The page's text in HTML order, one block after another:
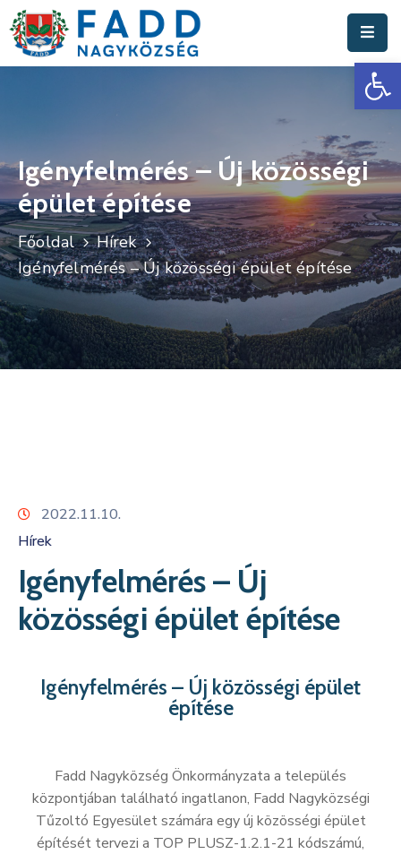
Hivatal
Fadd
Nagyközség
Turisztika
Választási
Információk
Események
Igényfelmérés – Új közösségi
épület építése
Főoldal
Hírek
Igényfelmérés – Új közösségi épület építése
2022.11.10.
Hírek
Igényfelmérés – Új
közösségi épület építése
Igényfelmérés – Új közösségi épület
építése
Fadd Nagyközség Önkormányzata a település
központjában található ingatlanon, Fadd Nagyközségi
Tűzoltó Egyesület számára egy új közösségi épület
építését tervezi a TOP PLUSZ-1.2.1-21 kódszámú,